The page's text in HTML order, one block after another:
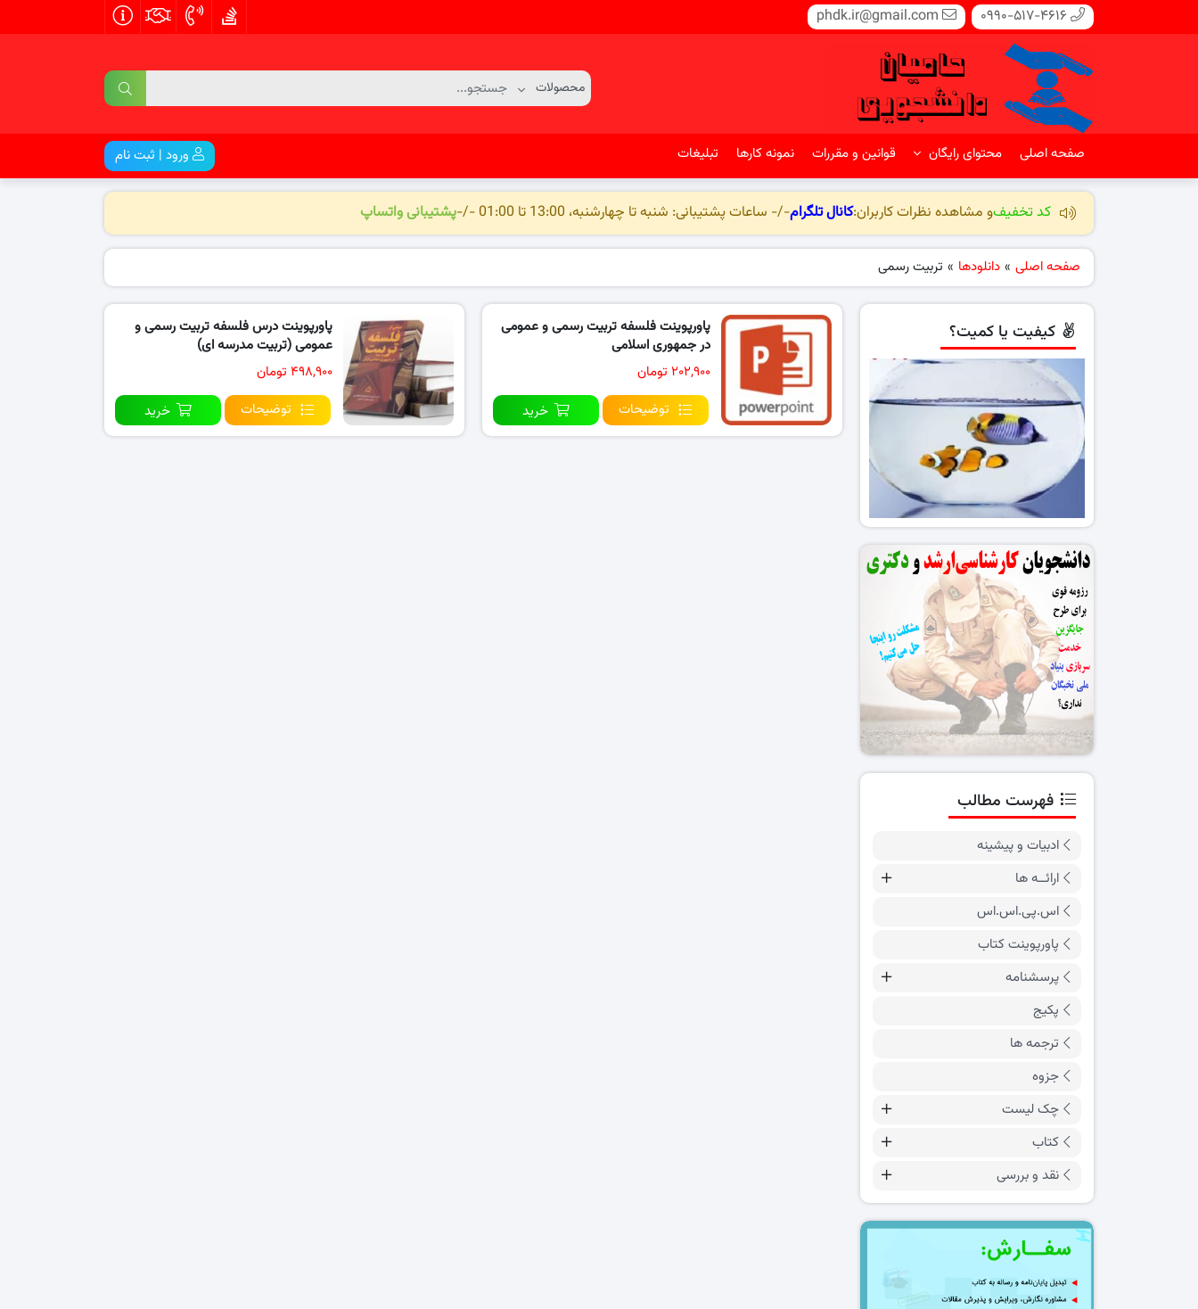
0990-517-4616
phdk.ir@gmail.com
صفحه اصلی محتوای رایگان قوانین و مقررات نمونه کارها تبلیغات ورود | ثبت نام
کد تخفیفو مشاهده نظرات کاربران:کانال تلگرام-/- ساعات پشتیبانی: شنبه تا چهارشنبه، 13:00 تا 01:00 -/- پشتیبانی واتساپ
صفحه اصلی » دانلودها » تربیت رسمی
پاورپوینت فلسفه تربیت رسمی و عمومی
در جمهوری اسلامی
۲۰۲,۹۰۰ تومان
توضیحات
خرید
پاورپوینت درس فلسفه تربیت رسمی و
عمومی (تربیت مدرسه ای)
۴۹۸,۹۰۰ تومان
توضیحات
خرید
کیفیت یا کمیت؟
فهرست مطالب
ادبیات و پیشینه
ارائــه ها
اس.پی.اس.اس
پاورپوینت کتاب
پرسشنامه
پکیج
ترجمه ها
جزوه
چک لیست
کتاب
نقد و بررسی